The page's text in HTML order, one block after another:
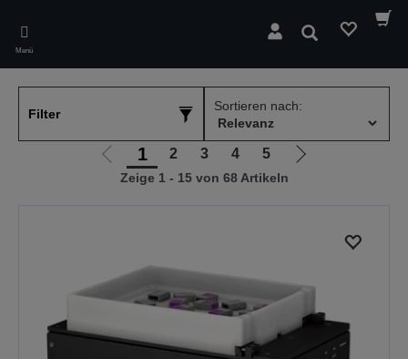
main
content
Menü
Suchen
Filter
Sortieren nach:
Zur
vorherigen
1 2 3 4 5
Zur
Zeige 1 - 15 von 68 Artikeln